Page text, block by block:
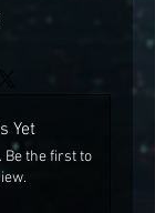
Yet
Be the first to